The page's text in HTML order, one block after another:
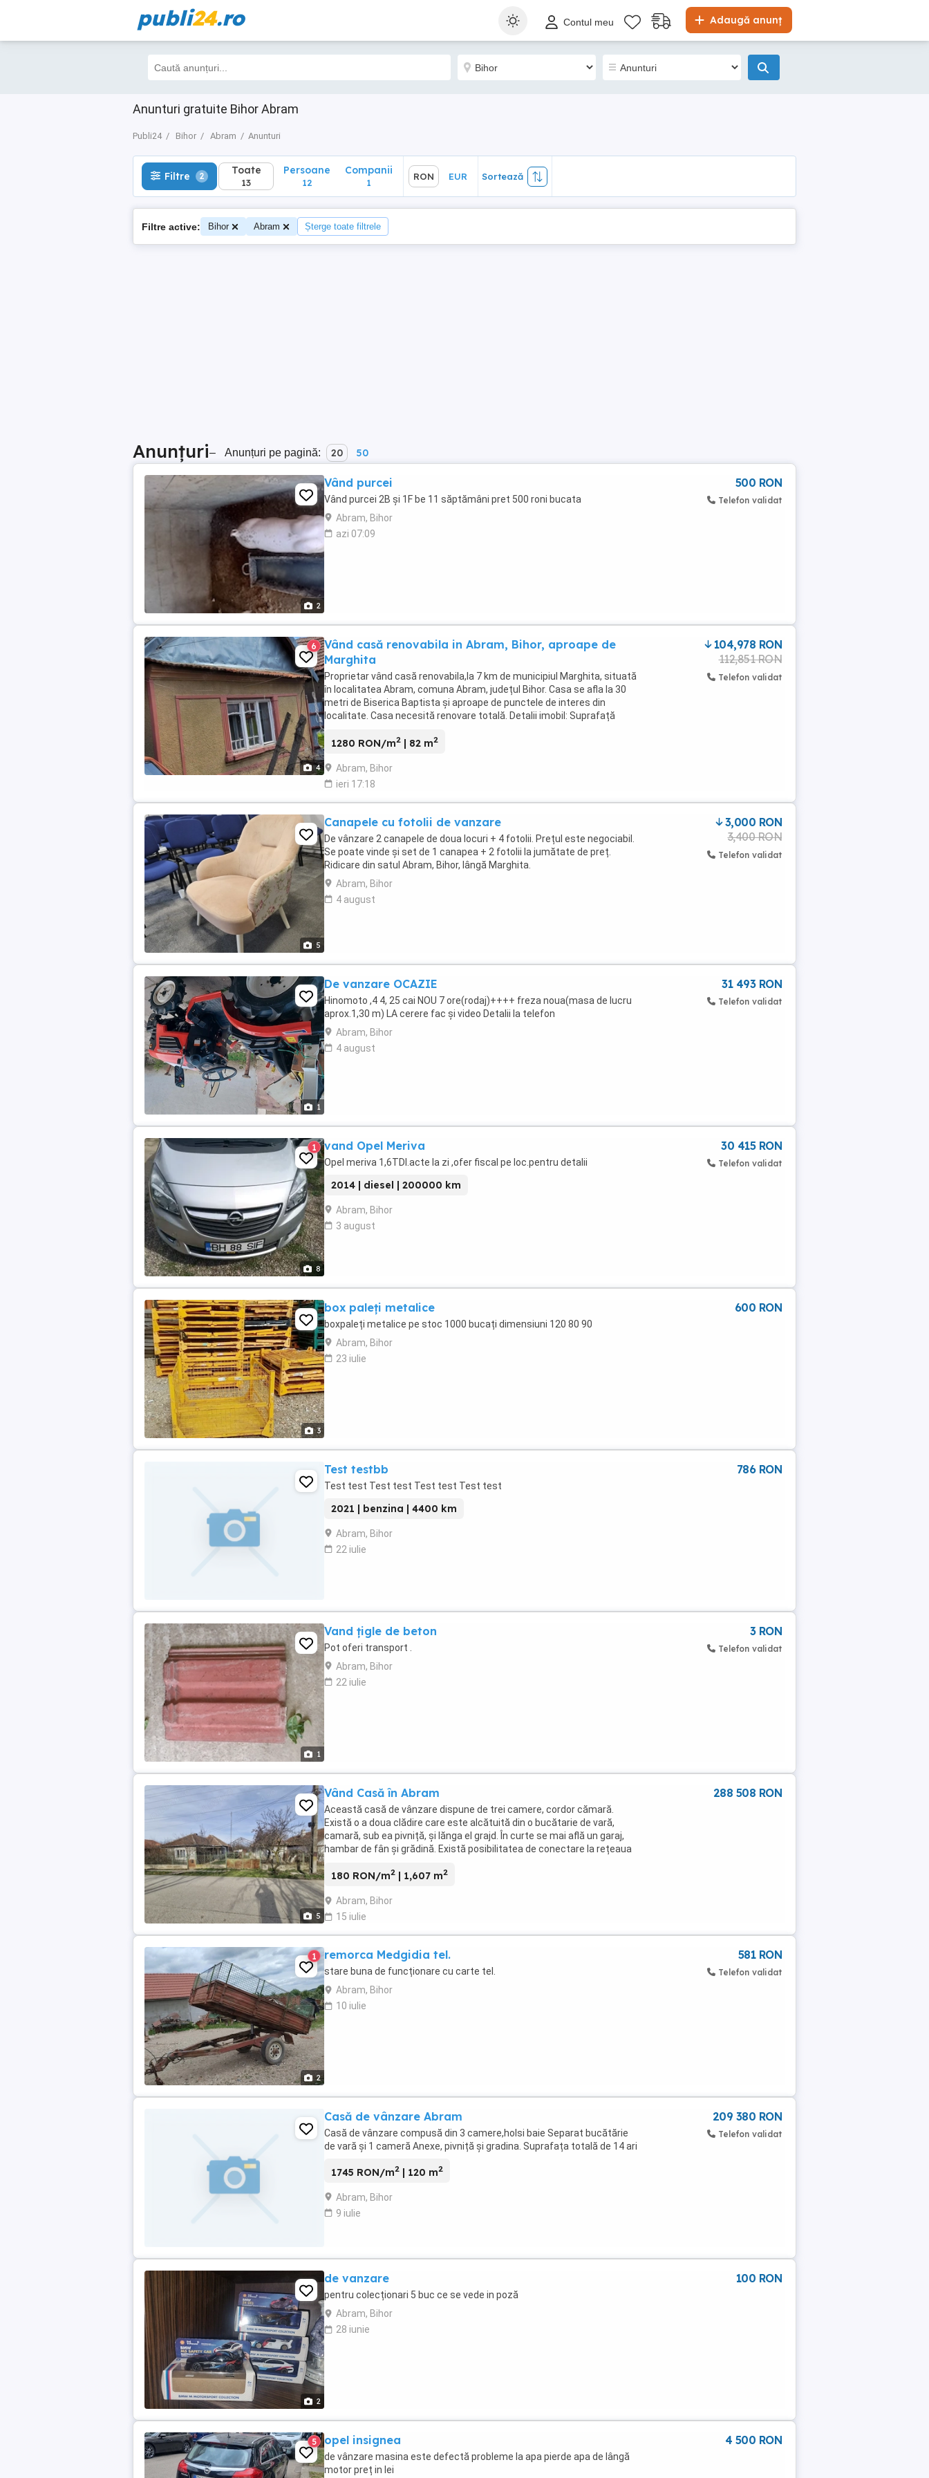
publi24.ro Adaugă anunț
Contul meu
Anunturi gratuite Bihor Abram
Publi24 Bihor Abram Anunturi
Filtre 2 Toate
13
Sortează
Filtre 2 Toate
13
Persoane
12
Companii
1
RON EUR Sortează
Filtre active: Bihor Abram Șterge toate filtrele
Anunțuri– Anunțuri pe pagină: 20 50
2
Vând purcei
Vând purcei 2B și 1F be 11 săptămâni pret 500 roni bucata
Abram, Bihor
azi 07:09
500 RON
Telefon validat
4
6
Vând casă renovabila in Abram, Bihor, aproape de
Marghita
Proprietar vând casă renovabila,la 7 km de municipiul Marghita, situată
în localitatea Abram, comuna Abram, județul Bihor. Casa se afla la 30
metri de Biserica Baptista și aproape de punctele de interes din
localitate. Casa necesită renovare totală. Detalii imobil: Suprafață
1280 RON/m2 | 82 m2
Abram, Bihor
ieri 17:18
104,978 RON
112,851 RON
Telefon validat
5
Canapele cu fotolii de vanzare
De vânzare 2 canapele de doua locuri + 4 fotolii. Prețul este negociabil.
Se poate vinde și set de 1 canapea + 2 fotolii la jumătate de preț.
Ridicare din satul Abram, Bihor, lângă Marghita.
Abram, Bihor
4 august
3,000 RON
3,400 RON
Telefon validat
1
De vanzare OCAZIE
Hinomoto ,4 4, 25 cai NOU 7 ore(rodaj)++++ freza noua(masa de lucru
aprox.1,30 m) LA cerere fac și video Detalii la telefon
Abram, Bihor
4 august
31 493 RON
Telefon validat
8
1 vand Opel Meriva
Opel meriva 1,6TDI.acte la zi ,ofer fiscal pe loc.pentru detalii
2014 | diesel | 200000 km
Abram, Bihor
3 august
30 415 RON
Telefon validat
3
box paleți metalice
boxpaleți metalice pe stoc 1000 bucați dimensiuni 120 80 90
Abram, Bihor
23 iulie
600 RON
Test testbb
Test test Test test Test test Test test
2021 | benzina | 4400 km
Abram, Bihor
22 iulie
786 RON
1
Vand țigle de beton
Pot oferi transport .
Abram, Bihor
22 iulie
3 RON
Telefon validat
5
Vând Casă în Abram
Această casă de vânzare dispune de trei camere, cordor cămară.
Există o a doua clădire care este alcătuită din o bucătarie de vară,
camară, sub ea pivniță, și lănga el grajd. În curte se mai află un garaj,
hambar de fân și grădină. Există posibilitatea de conectare la rețeaua
180 RON/m2 | 1,607 m2
Abram, Bihor
15 iulie
288 508 RON
2
1 remorca Medgidia tel.
stare buna de funcționare cu carte tel.
Abram, Bihor
10 iulie
581 RON
Telefon validat
Casă de vânzare Abram
Casă de vânzare compusă din 3 camere,holsi baie Separat bucătărie
de vară și 1 cameră Anexe, pivniță și gradina. Suprafața totală de 14 ari
1745 RON/m2 | 120 m2
Abram, Bihor
9 iulie
209 380 RON
Telefon validat
2
de vanzare
pentru colecționari 5 buc ce se vede in poză
Abram, Bihor
28 iunie
100 RON
5 opel insignea
de vânzare masina este defectă probleme la apa pierde apa de lângă
motor preț in lei
4 500 RON